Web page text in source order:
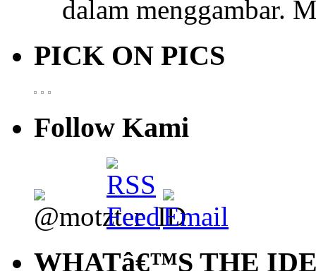
dalam menggambar.
PICK ON PICS
Follow Kami
WHATâ€™S THE